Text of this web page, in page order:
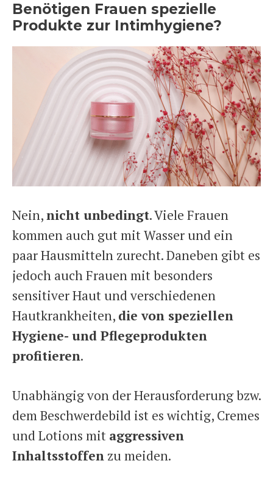
Benötigen Frauen spezielle
Produkte zur Intimhygiene?
Nein,nicht unbedingt. Viele Frauen
kommen auch gut mit Wasser und ein
paar Hausmitteln zurecht. Daneben gibt es
jedoch auch Frauen mit besonders
sensitiver Haut und verschiedenen
Hautkrankheiten, die von speziellen
Hygiene- und Pflegeprodukten
profitieren.
Unabhängig von der Herausforderung bzw.
dem Beschwerdebild ist es wichtig, Cremes
und Lotions mit aggressiven
Inhaltsstoffen zu meiden.